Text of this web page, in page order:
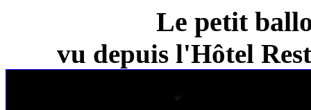
Le petit
vu depuis l'Hôtel